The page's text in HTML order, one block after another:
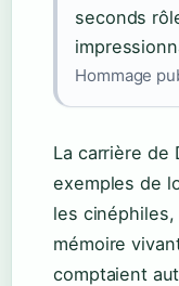
seconds
Hommage
La carrière de
exemples de
les cinéphiles,
mémoire
comptaient